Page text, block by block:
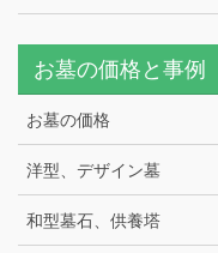
お墓の価格と事例
お墓の価格
洋型、デザイン墓
和型墓石、供養塔